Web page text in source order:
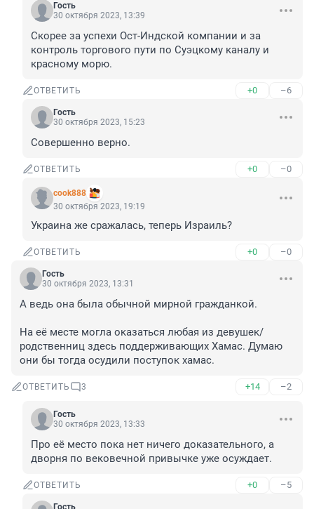
Гость
30 октября 2023, 13:39
Скорее за успехи Ост-Индской компании и за
контроль торгового пути по Суэцкому каналу и
красному морю.
ОТВЕТИТЬ +0 –6
Гость
30 октября 2023, 15:23
Совершенно верно.
ОТВЕТИТЬ +0 –0
cook888
30 октября 2023, 19:19
Украина же сражалась, теперь Израиль?
ОТВЕТИТЬ +0 –0
Гость
30 октября 2023, 13:31
А ведь она была обычной мирной гражданкой.
На её месте могла оказаться любая из девушек/
родственниц здесь поддерживающих Хамас. Думаю
они бы тогда осудили поступок хамас.
ОТВЕТИТЬ 3 +14 –2
Гость
30 октября 2023, 13:33
Про её место пока нет ничего доказательного, а
дворня по вековечной привычке уже осуждает.
ОТВЕТИТЬ +0 –5
Гость